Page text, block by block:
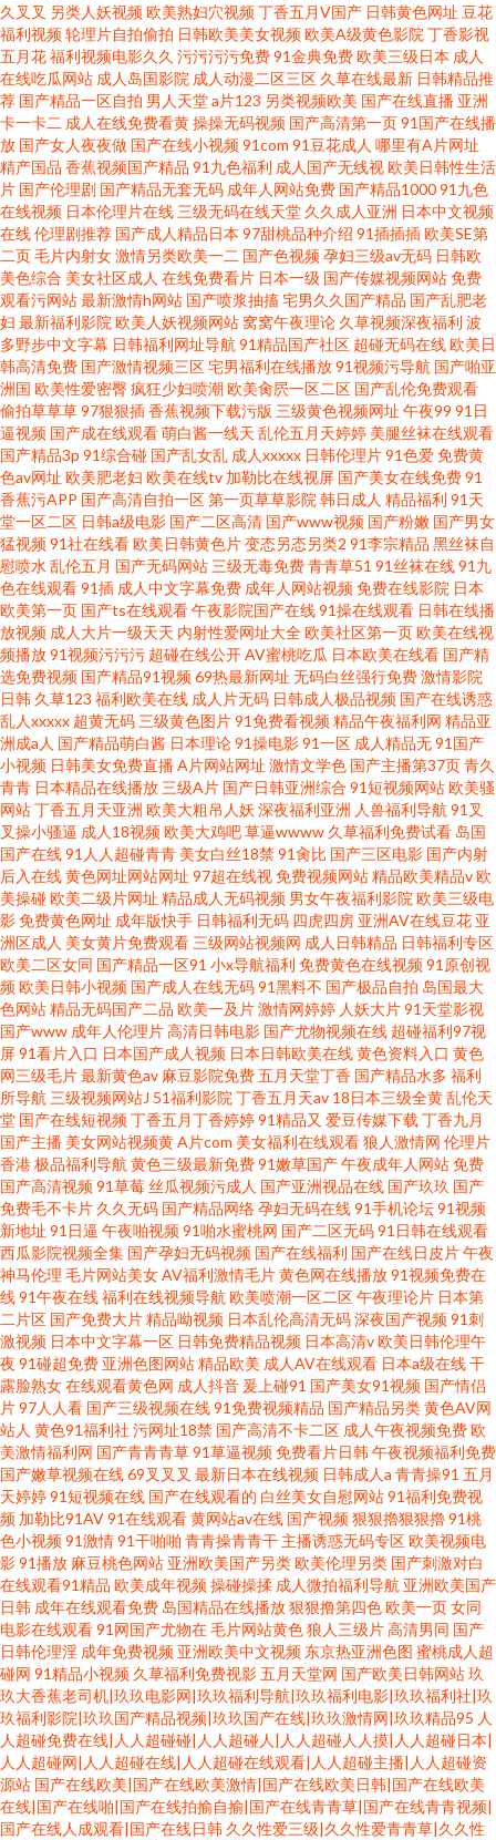
传媒视频在线观看 91在线视频资源 91成社区 欧美福利网站 大香蕉菊花网 91
操操网站 日韩精品无码一 黑人操学生妹 91嫩草福利 日韩三级在线资源 九色
国产伊人av www国产精品com 91变态软件 欧美久久频道 www狠狠插 影视先
锋色色AV 玖玖草网 91在线观看免费高清 一级肏屄视频区 久久神马私人 91偷
拍导航 婷婷丁香国产精品 狼人草伊人 国产乱子一二三区 91九色视频国产 日
韩精品一成 大香蕉资源站 91手机在线视频 亚洲精品国产免费 欧美成人网视
频在线 成人A∨88 91才热 欧美日韩国产骚熟 草莓视频黄 91P0狼人社 欧美性
爱网1 精品欧美色综合
久叉叉 另类人妖视频欧美熟妇穴视频丁香五月V国产 日韩黄色网址 豆花
福利视频轮理片自拍偷拍 日韩欧美美女视频欧美A级黄色影院 丁香影视
五月花福利视频电影久久 污污污污免费91金典免费欧美三级日本 成人
在线吃瓜网站 成人岛国影院 成人动漫二区三区 久草在线最新 日韩精品推
荐 国产精品一区自拍 男人天堂a片123 另类视频欧美 国产在线直播 亚洲
卡一卡二 成人在线免费看黄操操无码视频 国产高清第一页91国产在线播
放 国产女人夜夜做 国产在线小视频91com 91豆花成人 哪里有A片网址
精产国品 香蕉视频国产精品 91九色福利 成人国产无线视欧美日韩性生活
片 国产伦理剧 国产精品无套无码 成年人网站免费 国产精品100091九色
在线视频 日本伦理片在线 三级无码在线天堂 久久成人亚洲 日本中文视频
在线伦理剧推荐 国产成人精品日本 97甜桃品种介绍 91插插插欧美SE第
二页毛片内射女激情另类欧美一二 国产色视频孕妇三级av无码 日韩欧
美色综合 美女社区成人 在线免费看片 日本一级 国产传媒视频网站免费
观看污网站最新激情h网站 国产喷浆抽搐宅男久久国产精品 国产乱肥老
妇 最新福利影院 欧美人妖视频网站 窝窝午夜理论 久草视频深夜福利 波
多野步中文字幕 日韩福利网址导航 91精品国产社区 超碰无码在线欧美日
韩高清免费 国产激情视频三区宅男福利在线播放91视频污导航 国产啪亚
洲国 欧美性爱密臀疯狂少妇喷潮欧美肏屄一区二区 国产乱伦免费观看
偷拍草草草97狠狠插香蕉视频下载污版 三级黄色视频网址 午夜99 91日
逼视频 国产成在线观看萌白酱一线天 乱伦五月天婷婷 美腿丝袜在线观看
国产精品3p 91综合碰 国产乱女乱 成人xxxxx 日韩伦理片91色爱免费黄
色av网址 欧美肥老妇 欧美在线tv 加勒比在线视屏 国产美女在线免费91
香蕉污APP 国产高清自拍一区第一页草草影院 韩日成人 精品福利 91天
堂一区二区 日韩a级电影 国产二区高清 国产www视频 国产粉嫩 国产男女
猛视频91社在线看欧美日韩黄色片变态另态另类2 91李宗精品 黑丝袜自
慰喷水 乱伦五月 国产无码网站 三级无毒免费青青草51 91丝袜在线91九
色在线观看91插 成人中文字幕免费 成年人网站视频免费在线影院 日本
欧美第一页 国产ts在线观看午夜影院国产在线91操在线观看 日韩在线播
放视频 成人大片一级天天 内射性爱网址大全欧美社区第一页欧美在线视
频播放91视频污污污 超碰在线公开AV蜜桃吃瓜 日本欧美在线看 国产精
选免费视频 国产精品91视频69热最新网址 无码白丝强行免费激情影院
日韩 久草123 福利欧美在线 成人片无码 日韩成人极品视频 国产在线诱惑
乱人xxxxx 超黄无码 三级黄色图片91免费看视频精品午夜福利网 精品亚
洲成a人 国产精品萌白酱 日本理论91操电影91一区 成人精品无91国产
小视频 日韩美女免费直播A片网站网址 激情文学色 国产主播第37页青久
青青 日本精品在线播放 三级A片 国产日韩亚洲综合 91短视频网站欧美骚
网站丁香五月天亚洲 欧美大粗吊人妖 深夜福利亚洲 人兽福利导航 91叉
叉操小骚逼 成人18视频欧美大鸡吧草逼wwww 久草福利免费试看 岛国
国产在线91人人超碰青青 美女白丝18禁91肏比 国产三区电影 国产内射
后入在线黄色网址网站网址 97超在线视免费视频网站精品欧美精品v欧
美操碰欧美二级片网址 精品成人无码视频 男女午夜福利影院 欧美三级电
影免费黄色网址 成年版快手 日韩福利无码 四虎四房 亚洲AV在线豆花 亚
洲区成人 美女黄片免费观看 三级网站视频网 成人日韩精品 日韩福利专区
欧美二区女同 国产精品一区91 小x导航福利 免费黄色在线视频91原创视
频欧美日韩小视频 国产成人在线无码91黑料不 国产极品自拍 岛国最大
色网站精品无码国产二品 欧美一及片激情网婷婷 人妖大片91天堂影视
国产www 成年人伦理片高清日韩电影 国产尤物视频在线 超碰福利97视
屏91看片入口 日本国产成人视频 日本日韩欧美在线黄色资料入口 黄色
网三级毛片最新黄色av 麻豆影院免费五月天堂丁香 国产精品水多 福利
所导航 三级视频网站J 51福利影院 丁香五月天av 18日本三级全黄乱伦天
堂 国产在线短视频丁香五月丁香婷婷91精品又 爱豆传媒下载 丁香九月
国产主播 美女网站视频黄A片com 美女福利在线观看狼人激情网 伦理片
香港极品福利导航 黄色三级最新免费91嫩草国产午夜成年人网站免费
国产高清视频91草莓丝瓜视频污成人 国产亚洲视品在线 国产玖玖 国产
免费毛不卡片 久久无码 国产精品网络孕妇无码在线91手机论坛91视频
新地址 91日逼 午夜啪视频91啪水蜜桃网 国产二区无码91日韩在线观看
西瓜影院视频全集 国产孕妇无码视频 国产在线福利 国产在线日皮片午夜
神马伦理 毛片网站美女AV福利激情毛片黄色网在线播放91视频免费在
线91午夜在线福利在线视频导航 欧美喷潮一区二区午夜理论片 日本第
二片区 国产免费大片精品呦视频 日本乱伦高清无码深夜国产视频91刺
激视频 日本中文字幕一区 日韩免费精品视频 日本高清v欧美日韩伦理午
夜 91碰超免费 亚洲色图网站精品欧美 成人AV在线观看 日本a级在线干
露脸熟女在线观看黄色网 成人抖音 爰上碰91 国产美女91视频 国产情侣
片97人人看 国产三级视频在线91免费视频精品 国产精品另类黄色AV网
站人 黄色91福利社 污网址18禁 国产高清不卡二区 成人午夜视频免费欧
美激情福利网 国产青青青草91草逼视频免费看片日韩午夜视频福利免费
国产嫩草视频在线69叉叉叉 最新日本在线视频 日韩成人a 青青操91 五月
天婷婷91短视频在线 国产在线观看的 白丝美女自慰网站91福利免费视
频 加勒比91AV91在线观看黄网站av在线 国产视频狠狠擼狠狠擼91桃
色小视频91激情91干啪啪 青青操青青干 主播诱惑无码专区欧美视频电
影91播放 麻豆桃色网站 亚洲欧美国产另类欧美伦理另类 国产刺激对白
在线观看91精品 欧美成年视频操碰操揉 成人微拍福利导航 亚洲欧美国产
日韩 成年在线观看免费 岛国精品在线播放狠狠撸第四色欧美一页女同
电影在线观看91网国产尤物在毛片网站黄色狼人三级片高清男同 国产
日韩伦理淫 成年免费视频 亚洲欧美中文视频 东京热亚洲色图 蜜桃成人超
碰网 91精品小视频 久草福利免费视影五月天堂网 国产欧美日韩网站玖
玖大香蕉老司机|玖玖电影网|玖玖福利导航|玖玖福利电影|玖玖福利社|玖
玖福利影院|玖玖国产精品视频|玖玖国产在线|玖玖激情网|玖玖精品95 人
人超碰免费在线|人人超碰碰|人人超碰人|人人超碰人人摸|人人超碰日本|
人人超碰网|人人超碰在线|人人超碰在线观看|人人超碰主播|人人超碰资
源站 国产在线欧美|国产在线欧美激情|国产在线欧美日韩|国产在线欧美
在线|国产在线啪|国产在线拍揄自揄|国产在线青青草|国产在线青青视频|
国产在线人成观看|国产在线日韩 久久性爱三级|久久性爱青青草|久久性